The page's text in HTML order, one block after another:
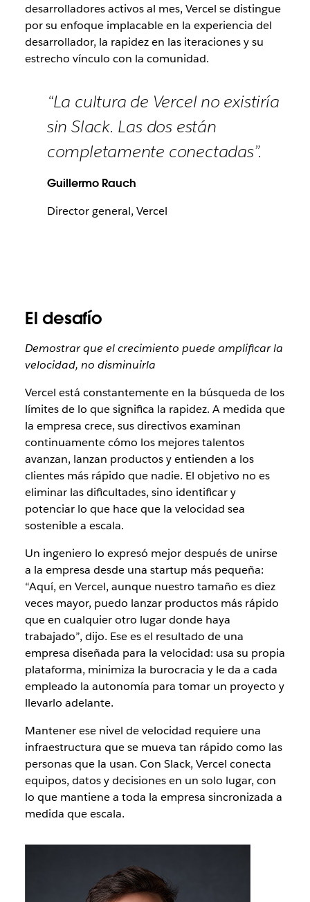
desarrolladores activos al mes, Vercel se distingue
por su enfoque implacable en la experiencia del
desarrollador, la rapidez en las iteraciones y su
estrecho vínculo con la comunidad.
“La cultura de Vercel no existiría
sin Slack. Las dos están
completamente conectadas”.
Guillermo Rauch
Director general, Vercel
El desafío
Demostrar que el crecimiento puede amplificar la
velocidad, no disminuirla
Vercel está constantemente en la búsqueda de los
límites de lo que significa la rapidez. A medida que
la empresa crece, sus directivos examinan
continuamente cómo los mejores talentos
avanzan, lanzan productos y entienden a los
clientes más rápido que nadie. El objetivo no es
eliminar las dificultades, sino identificar y
potenciar lo que hace que la velocidad sea
sostenible a escala.
Un ingeniero lo expresó mejor después de unirse
a la empresa desde una startup más pequeña:
“Aquí, en Vercel, aunque nuestro tamaño es diez
veces mayor, puedo lanzar productos más rápido
que en cualquier otro lugar donde haya
trabajado”, dijo. Ese es el resultado de una
empresa diseñada para la velocidad: usa su propia
plataforma, minimiza la burocracia y le da a cada
empleado la autonomía para tomar un proyecto y
llevarlo adelante.
Mantener ese nivel de velocidad requiere una
infraestructura que se mueva tan rápido como las
personas que la usan. Con Slack, Vercel conecta
equipos, datos y decisiones en un solo lugar, con
lo que mantiene a toda la empresa sincronizada a
medida que escala.